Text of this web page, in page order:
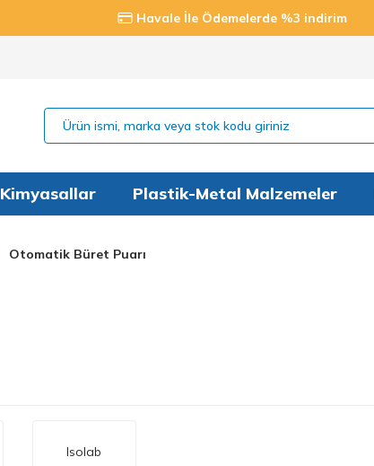
Havale İle Ödemelerde %3 indirim
Kimyasallar Plastik-Metal Malzemeler
Otomatik Büret Puarı
Isolab